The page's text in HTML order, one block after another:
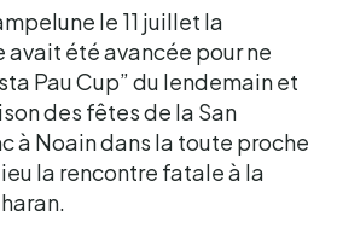
le 11 juillet la
avait été avancée pour ne
Pau Cup” du lendemain et
des fêtes de la San
à Noain dans la toute proche
la rencontre fatale à la